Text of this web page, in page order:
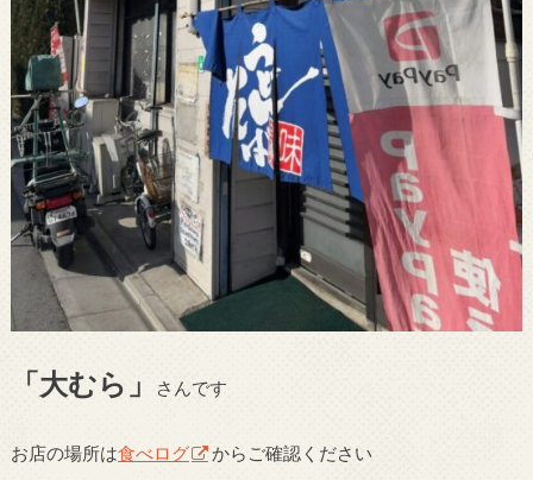
「大むら」 さんです
お店の場所は食べログ からご確認ください